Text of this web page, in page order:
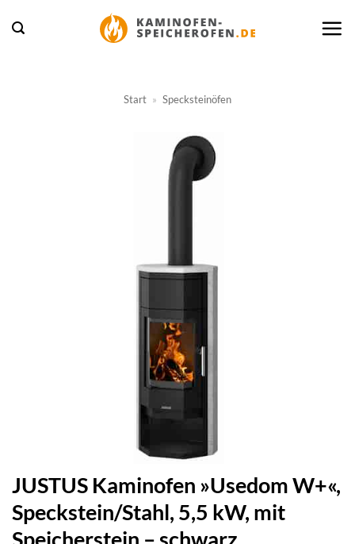
Inhalt
Start » Specksteinöfen
JUSTUS Kaminofen »Usedom W+«,
Speckstein/Stahl, 5,5 kW, mit